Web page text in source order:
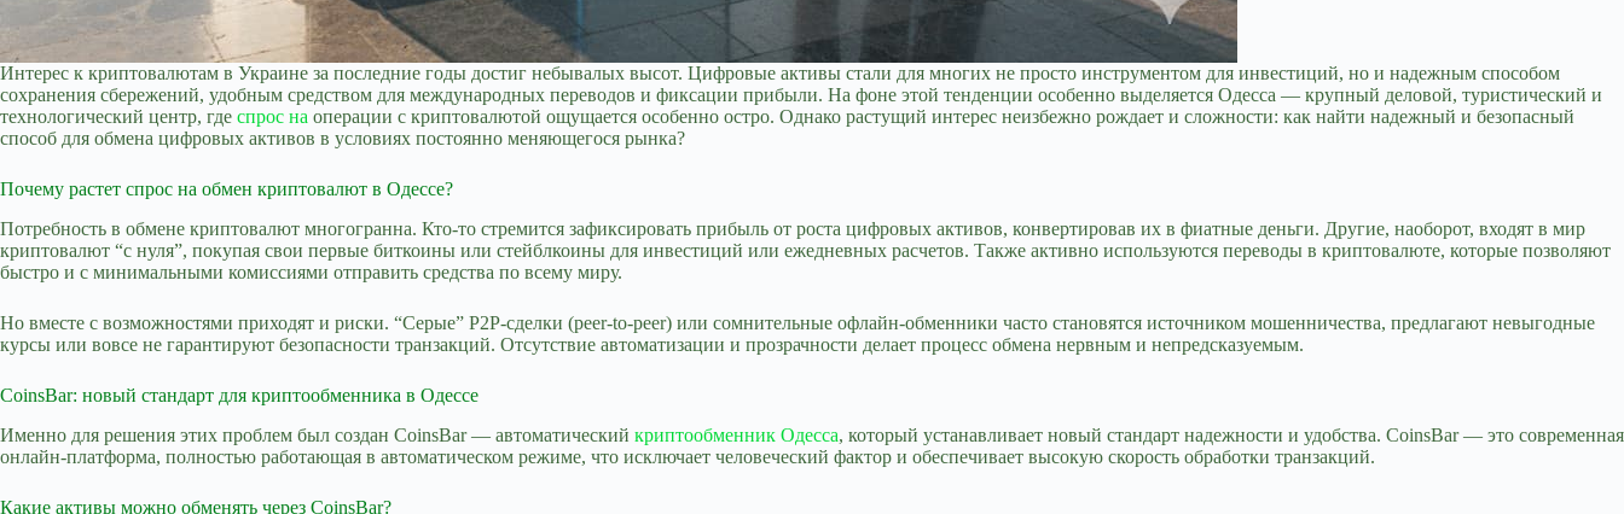
Интерес к криптовалютам в Украине за последние годы достиг небывалых высот. Цифровые активы стали для многих не просто инструментом для инвестиций, но и надежным способом
сохранения сбережений, удобным средством для международных переводов и фиксации прибыли. На фоне этой тенденции особенно выделяется Одесса — крупный деловой, туристический и
технологический центр, где спрос на операции с криптовалютой ощущается особенно остро. Однако растущий интерес неизбежно рождает и сложности: как найти надежный и безопасный
способ для обмена цифровых активов в условиях постоянно меняющегося рынка?
Почему растет спрос на обмен криптовалют в Одессе?
Потребность в обмене криптовалют многогранна. Кто-то стремится зафиксировать прибыль от роста цифровых активов, конвертировав их в фиатные деньги. Другие, наоборот, входят в мир
криптовалют “с нуля”, покупая свои первые биткоины или стейблкоины для инвестиций или ежедневных расчетов. Также активно используются переводы в криптовалюте, которые позволяют
быстро и с минимальными комиссиями отправить средства по всему миру.
Но вместе с возможностями приходят и риски. “Серые” P2P-сделки (peer-to-peer) или сомнительные офлайн-обменники часто становятся источником мошенничества, предлагают невыгодные
курсы или вовсе не гарантируют безопасности транзакций. Отсутствие автоматизации и прозрачности делает процесс обмена нервным и непредсказуемым.
CoinsBar: новый стандарт для криптообменника в Одессе
Именно для решения этих проблем был создан CoinsBar — автоматический криптообменник Одесса, который устанавливает новый стандарт надежности и удобства. CoinsBar — это современная
онлайн-платформа, полностью работающая в автоматическом режиме, что исключает человеческий фактор и обеспечивает высокую скорость обработки транзакций.
Какие активы можно обменять через CoinsBar?